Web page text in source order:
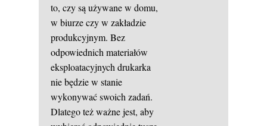
to, czy są używane w domu,
w biurze czy w zakładzie
produkcyjnym. Bez
odpowiednich materiałów
eksploatacyjnych drukarka
nie będzie w stanie
wykonywać swoich zadań.
Dlatego też ważne jest, aby